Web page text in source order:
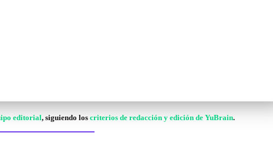
editorial, siguiendo los criterios de redacción y edición de YuBrain.